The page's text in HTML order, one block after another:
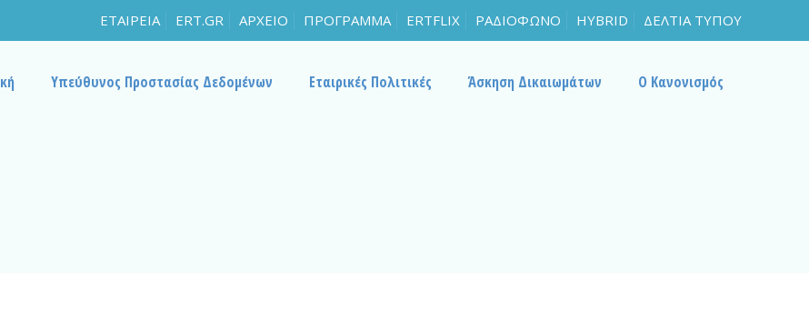
ΕΤΑΙΡΕΙΑ ERT.GR ΑΡΧΕΙΟ ΠΡΟΓΡΑΜΜΑ ERTFLIX ΡΑΔΙΟΦΩΝΟ HYBRID ΔΕΛΤΙΑ ΤΥΠΟΥ
Υπεύθυνος Προστασίας Δεδομένων Εταιρικές Πολιτικές Άσκηση Δικαιωμάτων Ο Κανονισμός